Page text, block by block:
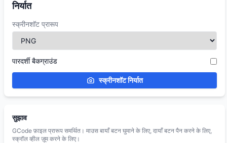
निर्यात
स्क्रीनशॉट प्रारूप
पारदर्शी बैकग्राउंड
स्क्रीनशॉट निर्यात
सुझाव
GCode फ़ाइल प्रारूप समर्थित। माउस बायाँ बटन घुमाने के लिए, दायाँ बटन पैन करने के लिए,
स्क्रॉल व्हील ज़ूम करने के लिए।